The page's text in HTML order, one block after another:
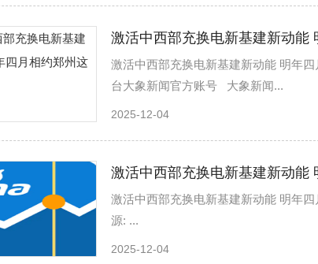
激活中西部充换电新基建新动能
激活中西部充换电新基建新动能 明年
台大象新闻官方账号 大象新闻...
2025-12-04
激活中西部充换电新基建新动能
激活中西部充换电新基建新动能 明年
源: ...
2025-12-04